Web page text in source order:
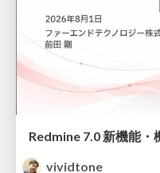
vividtone